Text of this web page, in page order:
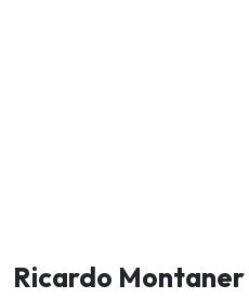
Ricardo Montaner